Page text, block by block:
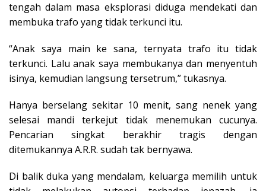
tengah dalam masa eksplorasi diduga mendekati dan
membuka trafo yang tidak terkunci itu.
“Anak saya main ke sana, ternyata trafo itu tidak
terkunci. Lalu anak saya membukanya dan menyentuh
isinya, kemudian langsung tersetrum,” tukasnya.
Hanya berselang sekitar 10 menit, sang nenek yang
selesai mandi terkejut tidak menemukan cucunya.
Pencarian singkat berakhir tragis dengan
ditemukannya A.R.R. sudah tak bernyawa.
Di balik duka yang mendalam, keluarga memilih untuk